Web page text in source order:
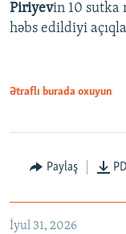
Piriyevin 10 sutka
həbs edildiyi
Ətraflı burada oxuyun
Paylaş
İyul 31, 2026